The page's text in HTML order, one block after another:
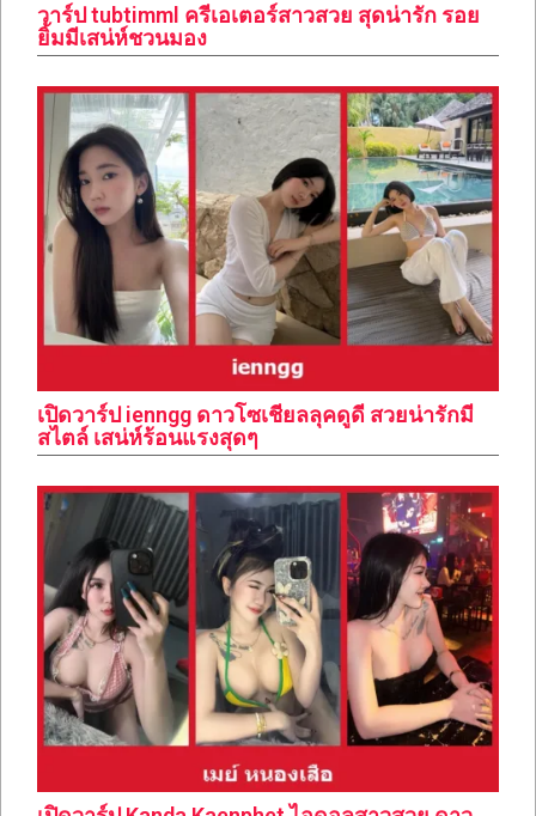
วาร์ป tubtimml ครีเอเตอร์สาวสวย สุดน่ารัก รอย
ยิ้มมีเสน่ห์ชวนมอง
เปิดวาร์ป ienngg ดาวโซเชียลลุคดูดี สวยน่ารักมี
สไตล์ เสน่ห์ร้อนแรงสุดๆ